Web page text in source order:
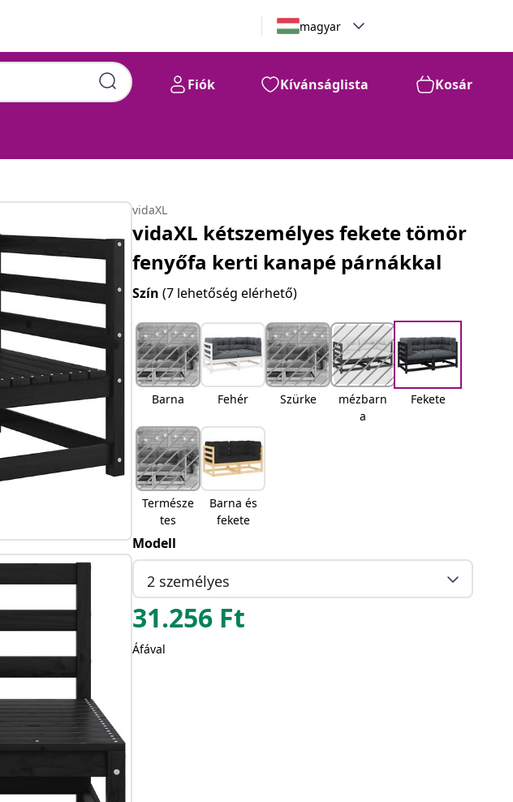
magyar
Fiók Kívánságlista Kosár
vidaXL
vidaXL kétszemélyes fekete tömör
fenyőfa kerti kanapé párnákkal
Szín(7 lehetőség elérhető)
Barna Fehér Szürke
mézbarn
a
Fekete
Természe
tes
Barna és
fekete
Modell
2 személyes
31.256 Ft
Áfával